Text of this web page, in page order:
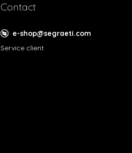
Contact
e-shop@segraeti.com
Service client